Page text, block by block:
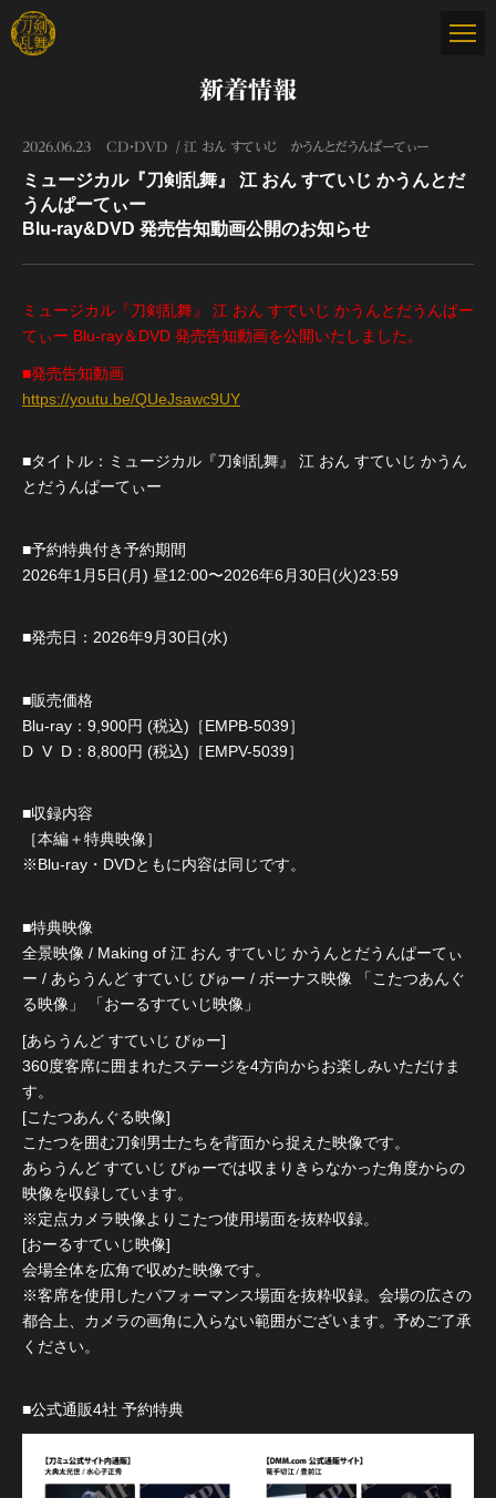
新着情報
2026.06.23 CD・DVD 江 おん すていじ かうんとだうんぱーてぃー
ミュージカル『刀剣乱舞』 江 おん すていじ かうんとだ
うんぱーてぃー
Blu-ray&DVD 発売告知動画公開のお知らせ
ミュージカル『刀剣乱舞』 江 おん すていじ かうんとだうんぱー
てぃー Blu-ray＆DVD 発売告知動画を公開いたしました。
■発売告知動画
https://youtu.be/QUeJsawc9UY
■タイトル：ミュージカル『刀剣乱舞』 江 おん すていじ かうん
とだうんぱーてぃー
■予約特典付き予約期間
2026年1月5日(月) 昼12:00〜2026年6月30日(火)23:59
■発売日：2026年9月30日(水)
■販売価格
Blu-ray：9,900円 (税込)［EMPB-5039］
D V D：8,800円 (税込)［EMPV-5039］
■収録内容
［本編＋特典映像］
※Blu-ray・DVDともに内容は同じです。
■特典映像
全景映像 / Making of 江 おん すていじ かうんとだうんぱーてぃ
ー / あらうんど すていじ びゅー / ボーナス映像 「こたつあんぐ
る映像」 「おーるすていじ映像」
[あらうんど すていじ びゅー]
360度客席に囲まれたステージを4方向からお楽しみいただけま
す。
[こたつあんぐる映像]
こたつを囲む刀剣男士たちを背面から捉えた映像です。
あらうんど すていじ びゅーでは収まりきらなかった角度からの
映像を収録しています。
※定点カメラ映像よりこたつ使用場面を抜粋収録。
[おーるすていじ映像]
会場全体を広角で収めた映像です。
※客席を使用したパフォーマンス場面を抜粋収録。会場の広さの
都合上、カメラの画角に入らない範囲がございます。予めご了承
ください。
■公式通販4社 予約特典